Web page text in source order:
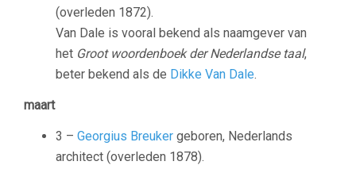
(overleden 1872).
Van Dale is vooral bekend als naamgever van
het Groot woordenboek der Nederlandse taal,
beter bekend als de Dikke Van Dale.
maart
3 – Georgius Breuker geboren, Nederlands
architect (overleden 1878).